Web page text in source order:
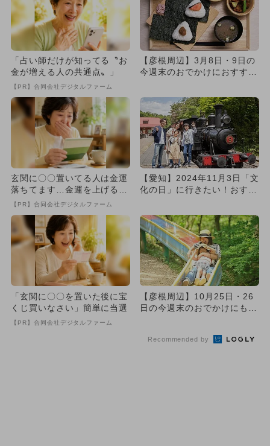
「占い師だけが知ってる〝お
金が増える人の共通点〟」
【PR】合同会社デジタルファーム
【彦根周辺】3月8日・9日の
今週末のおでかけにおすす
玄関に〇〇置いてる人は金運
落ちてます…金運を上げる方
法とは
【PR】合同会社デジタルファーム
【愛知】2024年11月3日「文
化の日」に行きたい！おすす
「玄関に〇〇を置いた後に宝
くじ買いなさい」簡単に当選
【PR】合同会社デジタルファーム
【彦根周辺】10月25日・26
日の今週末のおでかけにもお
Recommended by